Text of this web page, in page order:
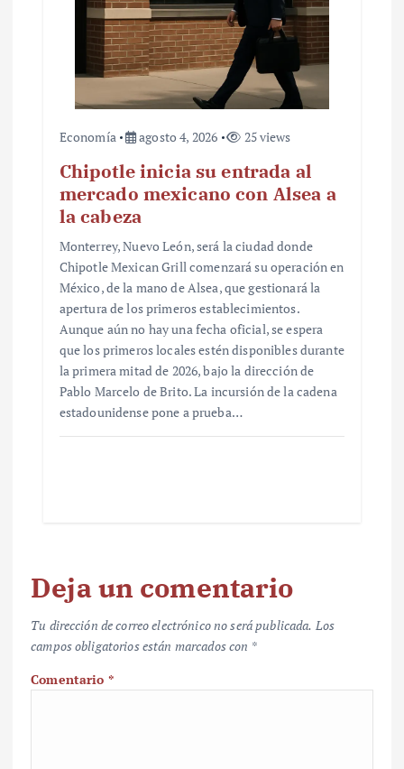
Economía agosto 4, 2026 25 views
Chipotle inicia su entrada al
mercado mexicano con Alsea a
la cabeza
Monterrey, Nuevo León, será la ciudad donde
Chipotle Mexican Grill comenzará su operación en
México, de la mano de Alsea, que gestionará la
apertura de los primeros establecimientos.
Aunque aún no hay una fecha oficial, se espera
que los primeros locales estén disponibles durante
la primera mitad de 2026, bajo la dirección de
Pablo Marcelo de Brito. La incursión de la cadena
estadounidense pone a prueba…
Deja un comentario
Tu dirección de correo electrónico no será publicada. Los
campos obligatorios están marcados con *
Comentario *